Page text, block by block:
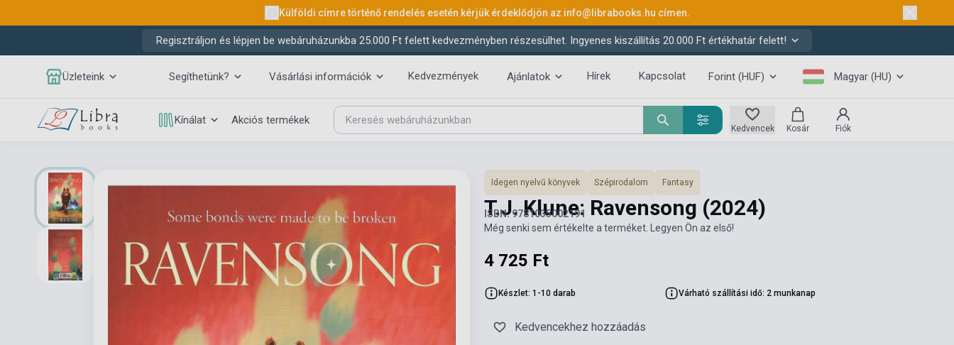
Külföldi címre történő rendelés esetén kérjük érdeklődjön az info@librabooks.hu címen.
Regisztráljon és lépjen be webáruházunkba 25.000 Ft felett kedvezményben részesülhet. Ingyenes kiszállítás 20.000 Ft értékhatár felett!
Üzleteink Segíthetünk? Vásárlási információk Kedvezmények Ajánlatok Hírek Kapcsolat Forint (HUF) Magyar (HU)
Kínálat Akciós termékek
Kedvencek Kosár Fiók
Idegen nyelvű könyvek Szépirodalom Fantasy
T.J. Klune: Ravensong (2024)
ISBN: 9781035002191
Még senki sem értékelte a terméket. Legyen Ön az első!
4 725 Ft
Készlet: 1-10 darab Várható szállítási idő: 2 munkanap
Kedvencekhez hozzáadás